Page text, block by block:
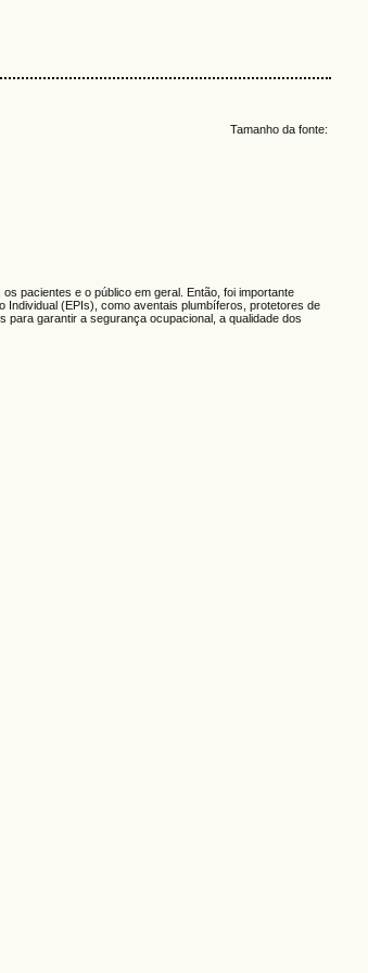
Tamanho da fonte:
pacientes e o público em geral. Então, foi importante
(EPIs), como aventais plumbíferos, protetores de
garantir a segurança ocupacional, a qualidade dos